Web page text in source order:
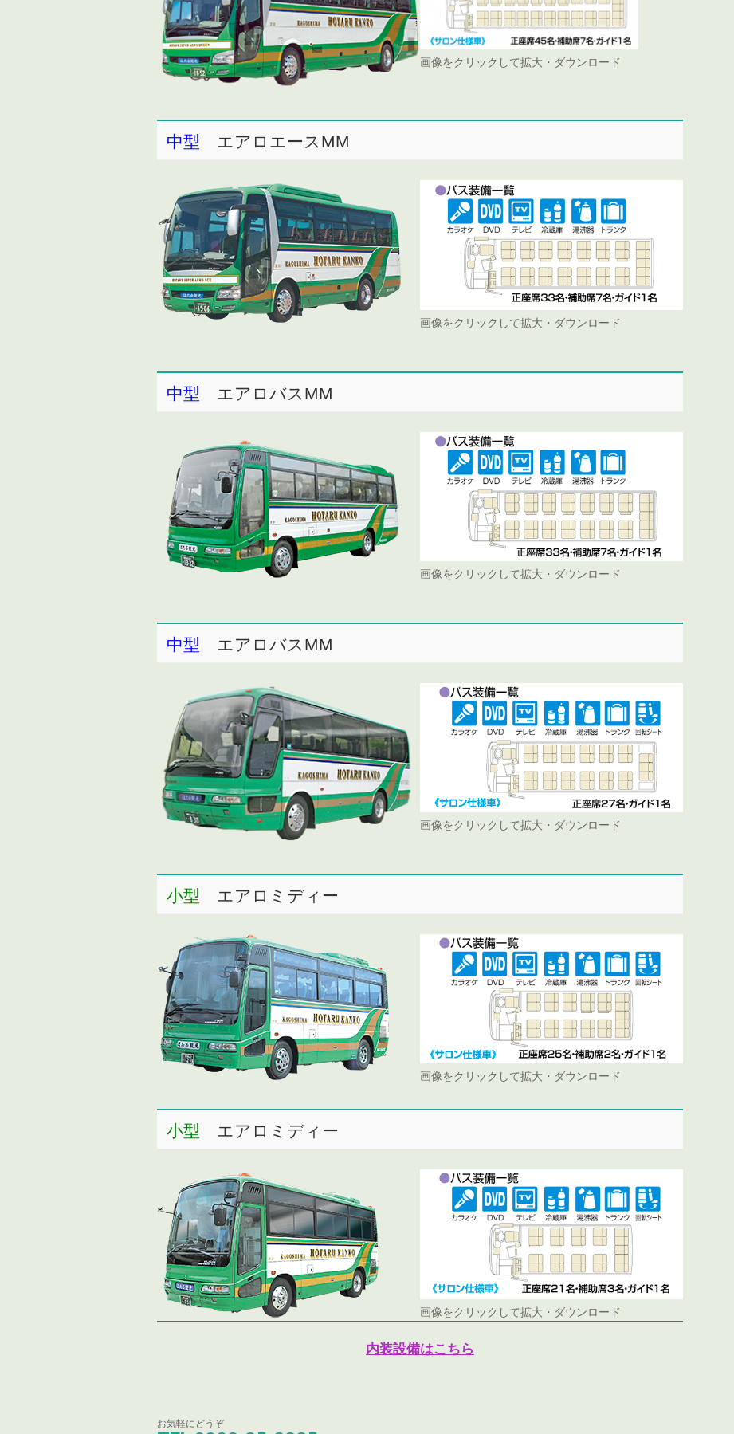
画像をクリックして拡大・ダウンロード
中型 エアロエースMM
画像をクリックして拡大・ダウンロード
中型 エアロバスMM
画像をクリックして拡大・ダウンロード
中型 エアロバスMM
画像をクリックして拡大・ダウンロード
小型 エアロミディー
画像をクリックして拡大・ダウンロード
小型 エアロミディー
画像をクリックして拡大・ダウンロード
内装設備はこちら
お気軽にどうぞ